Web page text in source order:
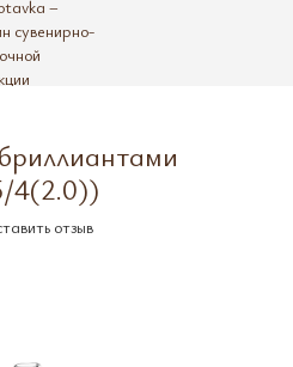
4(2.0))
отзыв